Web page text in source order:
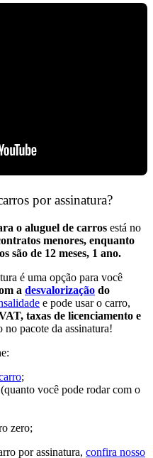
por assinatura?
o aluguel de carros está no
menores, enquanto
são de 12 meses, 1 ano.
é uma opção para você
a desvalorização do
e pode usar o carro,
taxas de licenciamento e
no pacote da assinatura!
;
(quanto você pode rodar com o
zero;
por assinatura, confira nosso